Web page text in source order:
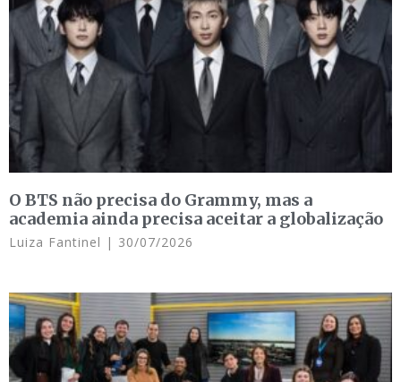
O BTS não precisa do Grammy, mas a
academia ainda precisa aceitar a globalização
Luiza Fantinel 30/07/2026